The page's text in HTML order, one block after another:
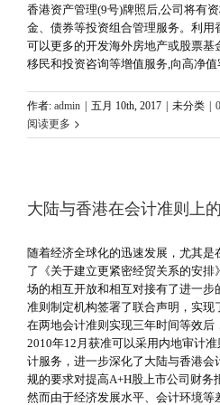
香港资产管理(9号)牌照后,公司将有
金、债券等投资组合管理服务。利用
可以更多的开发海外房地产或股票基
移民和投资咨询等增值服务,向高净值
作者: admin 五月 10th, 2017 未分类
阅读更多
大陆与香港在会计准则上
随着经济全球化的迅速发展，尤其
了《关于建立更紧密经贸关系的安排
场的相互开放和相互对接有了进一步
准则制定机构签署了联合声明，实现
在两地会计准则实现三年时间等效
2010年12月获准可以采用内地审计
计服务，进一步深化了大陆与香港
规的要求对提高A+H股上市公司财务
然而由于经济发展水平、会计环境等